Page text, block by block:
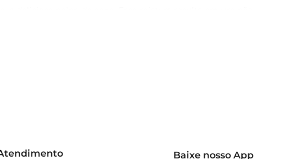
garante um produto fresco e saboroso, ideal para
mais. A sua versatilidade faz dele um item indispensável
Baixe nosso App